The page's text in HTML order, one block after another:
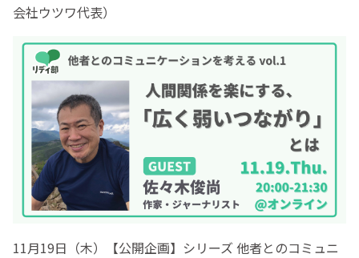
会社ウツワ代表）
11月19日（木）【公開企画】シリーズ 他者とのコミュニ